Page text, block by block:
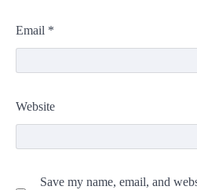
Email *
Website
Save my name, email, and